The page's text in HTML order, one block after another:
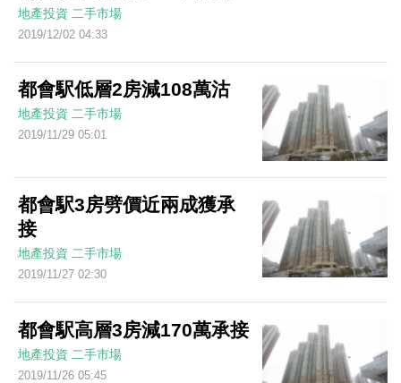
地產投資 二手市場
2019/12/02 04:33
都會駅低層2房減108萬沽
地產投資 二手市場
2019/11/29 05:01
都會駅3房劈價近兩成獲承
接
地產投資 二手市場
2019/11/27 02:30
都會駅高層3房減170萬承接
地產投資 二手市場
2019/11/26 05:45